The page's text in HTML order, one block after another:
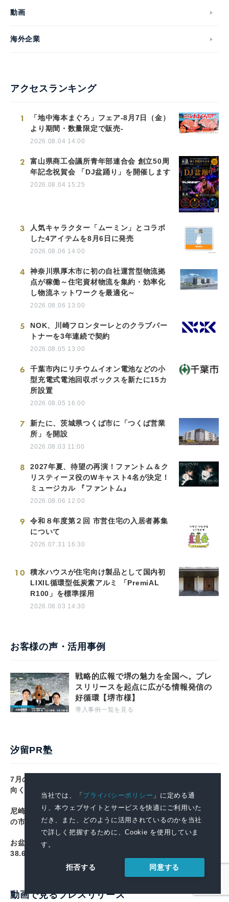
当社では、「プライバシーポリシー 」に定める通
り、本ウェブサイトとサービスを快適にご利用いた
だき、また、どのように活用されているのかを当社
で詳しく把握するために、Cookie を使用していま
す。
拒否する 同意する
動画
海外企業
アクセスランキング
1
「地中海本まぐろ」フェア-8月7日（金）
より期間・数量限定で販売-
2026.08.04 14:00
2
富山県商工会議所青年部連合会 創立50周
年記念祝賀会 「DJ盆踊り」を開催します
2026.08.04 15:25
3
人気キャラクター「ムーミン」とコラボ
した4アイテムを8月6日に発売
2026.08.06 14:00
4
神奈川県厚木市に初の自社運営型物流拠
点が稼働～住宅資材物流を集約・効率化
し物流ネットワークを最適化～
2026.08.06 13:00
5
NOK、川崎フロンターレとのクラブパー
トナーを3年連続で契約
2026.08.05 13:00
6
千葉市内にリチウムイオン電池などの小
型充電式電池回収ボックスを新たに15カ
所設置
2026.08.05 16:00
7
新たに、茨城県つくば市に「つくば営業
所」を開設
2026.08.03 11:00
8
2027年夏、待望の再演！ファントム＆ク
リスティーヌ役のWキャスト4名が決定！
ミュージカル 『ファントム』
2026.08.06 12:00
9
令和８年度第２回 市営住宅の入居者募集
について
2026.07.31 16:30
10
積水ハウスが住宅向け製品として国内初
LIXIL循環型低炭素アルミ 「PremiAL
R100」を標準採用
2026.08.03 14:30
お客様の声・活用事例
戦略的広報で堺の魅力を全国へ。プレ
スリリースを起点に広がる情報発信の
好循環【堺市様】
導入事例一覧を見る
汐留PR塾
7月の景気DIは43.6で3カ月連続改善 10業界中6業界が上
向く 帝国データバンク調べ
尼崎市、堂安律選手へのメッセージを13日まで募集 10月
の市制110周年式典で掲示
お盆玉、子ども1人あたり平均9,977円 用意する人は
38.6% ソニー損保調べ
動画で見るプレスリリース